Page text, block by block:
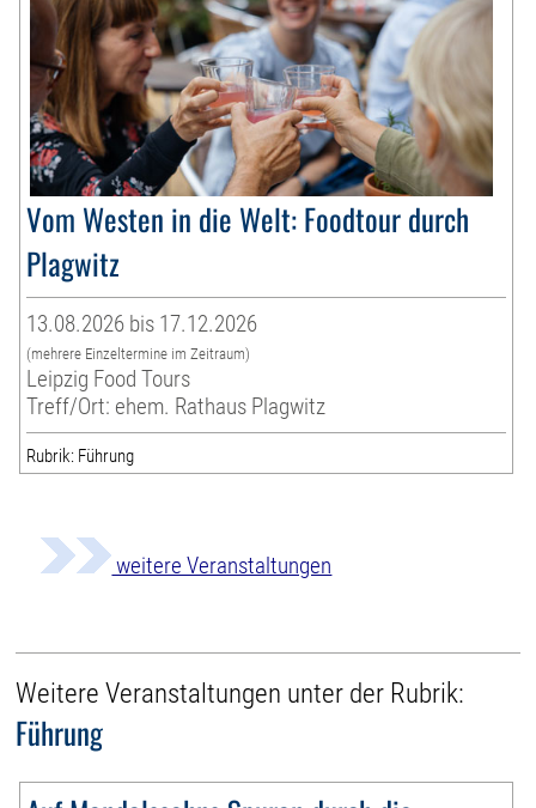
Vom Westen in die Welt: Foodtour durch
Plagwitz
13.08.2026 bis 17.12.2026
(mehrere Einzeltermine im Zeitraum)
Leipzig Food Tours
Treff/Ort: ehem. Rathaus Plagwitz
Rubrik: Führung
weitere Veranstaltungen
Weitere Veranstaltungen unter der Rubrik:
Führung